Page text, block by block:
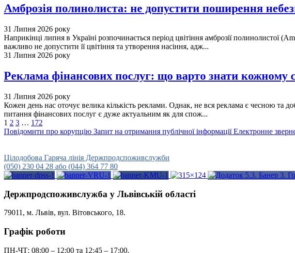
Амброзія полинолиста: не допустити поширення
31 Липня 2026 року
Наприкінці липня в Україні розпочинається період цвітіння амброзії
важливо не допустити її цвітіння та утворення насіння, адж...
31 Липня 2026 року
Реклама фінансових послуг: що варто знати кожному
31 Липня 2026 року
Кожен день нас оточує велика кількість реклами. Однак, не вся реклама є чесною та
питання фінансових послуг є дуже актуальним як для спож...
1 2 3 … 172
Повідомити про корупцію Запит на отримання публічної інформаціїЕлектронне
Цілодобова Гаряча лінія Держпродспоживслужби
(050) 230 04 28 або (044) 364 77 80
Держпродспоживслужба у Львівській області
79011, м. Львів, вул. Вітовського, 18.
Графік роботи
ПН-ЧТ: 08:00 – 12:00 та 12:45 – 17:00.